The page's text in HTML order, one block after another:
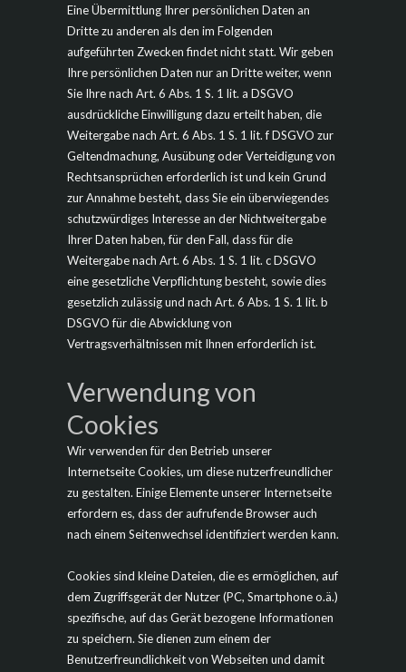
Eine Übermittlung Ihrer persönlichen Daten an
Dritte zu anderen als den im Folgenden
aufgeführten Zwecken findet nicht statt. Wir geben
Ihre persönlichen Daten nur an Dritte weiter, wenn
Sie Ihre nach Art. 6 Abs. 1 S. 1 lit. a DSGVO
ausdrückliche Einwilligung dazu erteilt haben, die
Weitergabe nach Art. 6 Abs. 1 S. 1 lit. f DSGVO zur
Geltendmachung, Ausübung oder Verteidigung von
Rechtsansprüchen erforderlich ist und kein Grund
zur Annahme besteht, dass Sie ein überwiegendes
schutzwürdiges Interesse an der Nichtweitergabe
Ihrer Daten haben, für den Fall, dass für die
Weitergabe nach Art. 6 Abs. 1 S. 1 lit. c DSGVO
eine gesetzliche Verpflichtung besteht, sowie dies
gesetzlich zulässig und nach Art. 6 Abs. 1 S. 1 lit. b
DSGVO für die Abwicklung von
Vertragsverhältnissen mit Ihnen erforderlich ist.
Verwendung von
Cookies
Wir verwenden für den Betrieb unserer
Internetseite Cookies, um diese nutzerfreundlicher
zu gestalten. Einige Elemente unserer Internetseite
erfordern es, dass der aufrufende Browser auch
nach einem Seitenwechsel identifiziert werden kann.
Cookies sind kleine Dateien, die es ermöglichen, auf
dem Zugriffsgerät der Nutzer (PC, Smartphone o.ä.)
spezifische, auf das Gerät bezogene Informationen
zu speichern. Sie dienen zum einem der
Benutzerfreundlichkeit von Webseiten und damit